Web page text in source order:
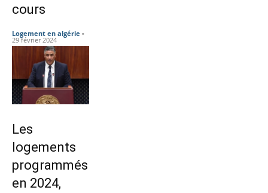
cours
Logement en algérie -
29 février 2024
Les
logements
programmés
en 2024,